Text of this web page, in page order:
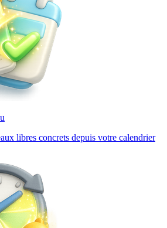
libres concrets depuis votre calendrier